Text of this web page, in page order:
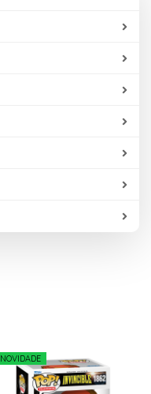
NOVIDADE